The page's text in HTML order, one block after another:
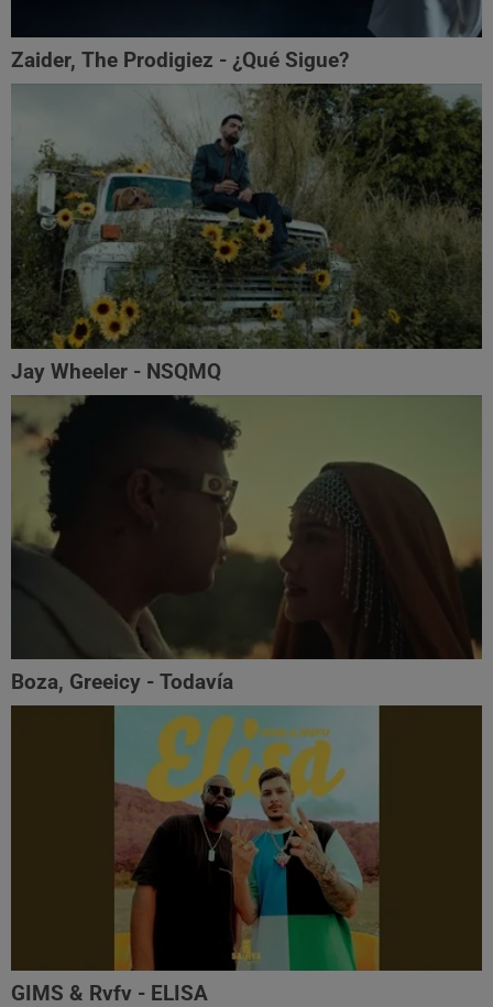
Zaider, The Prodigiez - ¿Qué Sigue?
Jay Wheeler - NSQMQ
Boza, Greeicy - Todavía
GIMS & Rvfv - ELISA